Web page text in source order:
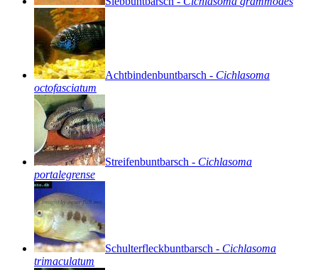
Achtbindenbuntbarsch - Cichlasoma
octofasciatum
Streifenbuntbarsch - Cichlasoma
portalegrense
Schulterfleckbuntbarsch - Cichlasoma
trimaculatum